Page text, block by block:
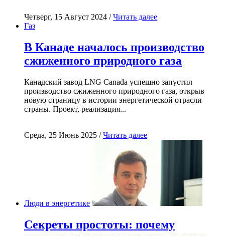
Четверг, 15 Август 2024 /Читать далее
Газ
В Канаде началось производство
сжиженного природного газа
Канадский завод LNG Canada успешно запустил
производство сжиженного природного газа, открыв
новую страницу в истории энергетической отрасли
страны. Проект, реализация...
Среда, 25 Июнь 2025 /Читать далее
Люди в энергетике
Секреты простоты: почему